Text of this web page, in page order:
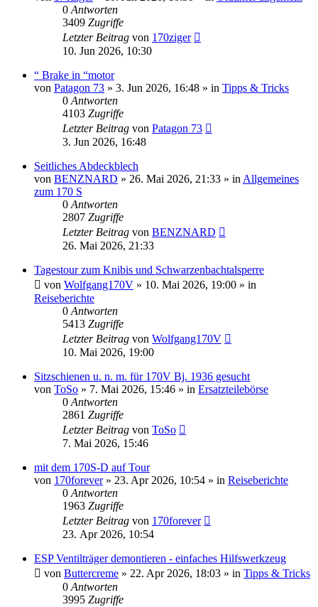
0 Antworten
3409 Zugriffe
Letzter Beitrag von 170ziger
10. Jun 2026, 10:30
“ Brake in “motor
von Patagon 73 » 3. Jun 2026, 16:48 » in Tipps & Tricks
0 Antworten
4103 Zugriffe
Letzter Beitrag von Patagon 73
3. Jun 2026, 16:48
Seitliches Abdeckblech
von BENZNARD » 26. Mai 2026, 21:33 » in Allgemeines
zum 170 S
0 Antworten
2807 Zugriffe
Letzter Beitrag von BENZNARD
26. Mai 2026, 21:33
Tagestour zum Knibis und Schwarzenbachtalsperre
von Wolfgang170V » 10. Mai 2026, 19:00 » in
Reiseberichte
0 Antworten
5413 Zugriffe
Letzter Beitrag von Wolfgang170V
10. Mai 2026, 19:00
Sitzschienen u. n. m. für 170V Bj. 1936 gesucht
von ToSo » 7. Mai 2026, 15:46 » in Ersatzteilebörse
0 Antworten
2861 Zugriffe
Letzter Beitrag von ToSo
7. Mai 2026, 15:46
mit dem 170S-D auf Tour
von 170forever» 23. Apr 2026, 10:54 » in Reiseberichte
0 Antworten
1963 Zugriffe
Letzter Beitrag von 170forever
23. Apr 2026, 10:54
ESP Ventilträger demontieren - einfaches Hilfswerkzeug
von Buttercreme » 22. Apr 2026, 18:03 » in Tipps & Tricks
0 Antworten
3995 Zugriffe